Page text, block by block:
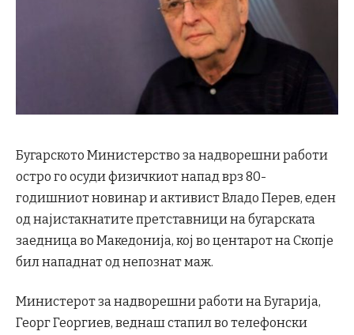
Бугарското Министерство за надворешни работи
остро го осуди физичкиот напад врз 80-
годишниот новинар и активист Владо Перев, еден
од најистакнатите претставници на бугарската
заедница во Македонија, кој во центарот на Скопје
бил нападнат од непознат маж.
Министерот за надворешни работи на Бугарија,
Георг Георгиев, веднаш стапил во телефонски